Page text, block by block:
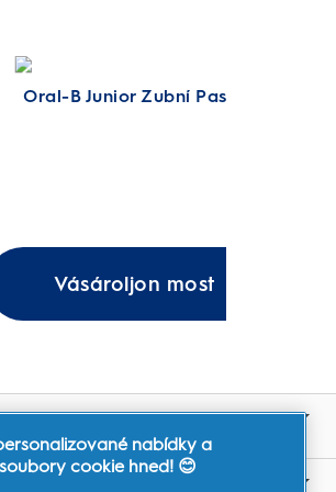
Oral-B Junior Zubní Pasta
Vásároljon most
nabídky a
cookie hned! 😊